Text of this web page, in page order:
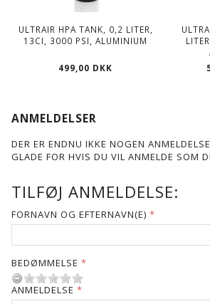
ULTRAIR HPA TANK, 0,2 LITER,
13CI, 3000 PSI, ALUMINIUM
499,00 DKK
ANMELDELSER
DER ER ENDNU IKKE NOGEN
GLADE FOR HVIS DU VIL ANMELDE SOM
TILFØJ ANMELDELSE:
FORNAVN OG EFTERNAVN(E)
BEDØMMELSE
ANMELDELSE